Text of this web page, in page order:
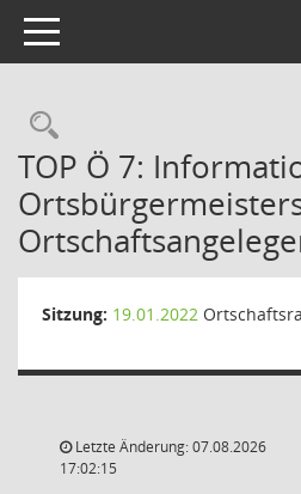
Toggle navigation
Rechercheauswahl
TOP Ö 7:
Sitzung: 19.01.2022
Letzte Änderung: 07.08.2026
17:02:15